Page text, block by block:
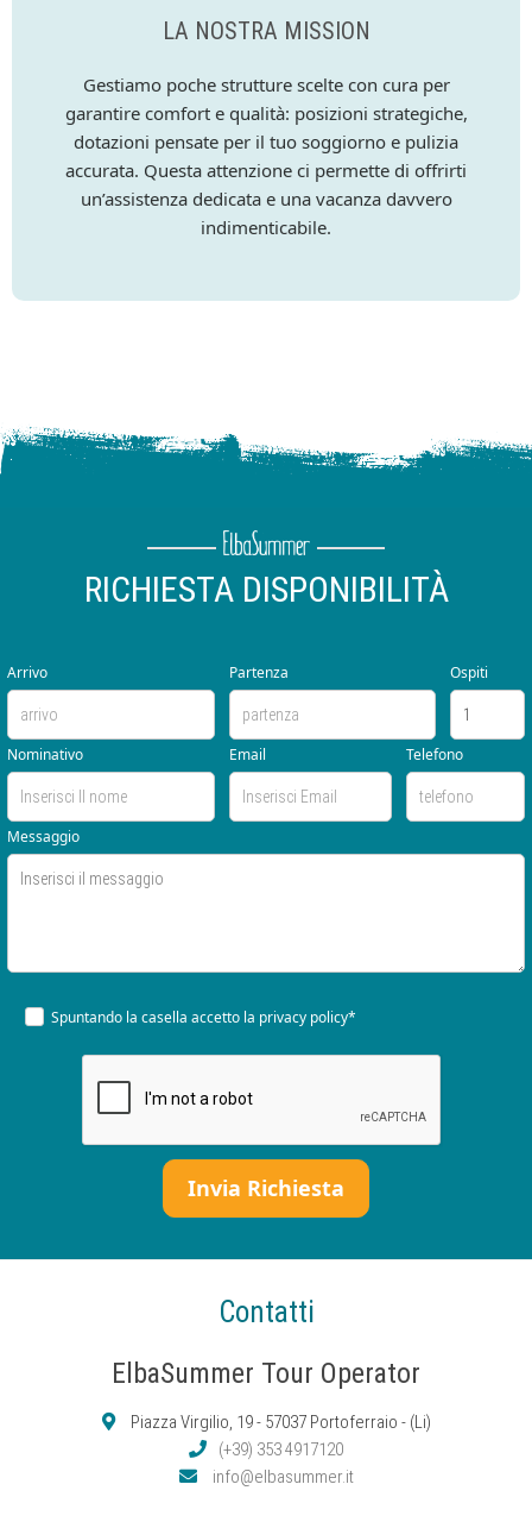
LA NOSTRA MISSION
Gestiamo poche strutture scelte con cura per
garantire comfort e qualità: posizioni strategiche,
dotazioni pensate per il tuo soggiorno e pulizia
accurata. Questa attenzione ci permette di offrirti
un’assistenza dedicata e una vacanza davvero
indimenticabile.
RICHIESTA DISPONIBILITÀ
Arrivo Partenza Ospiti
Nominativo Email Telefono
Messaggio
Spuntando la casella accetto la privacy policy*
Contatti
ElbaSummer Tour Operator
Piazza Virgilio, 19 - 57037 Portoferraio - (Li)
(+39) 353 4917120
info@elbasummer.it